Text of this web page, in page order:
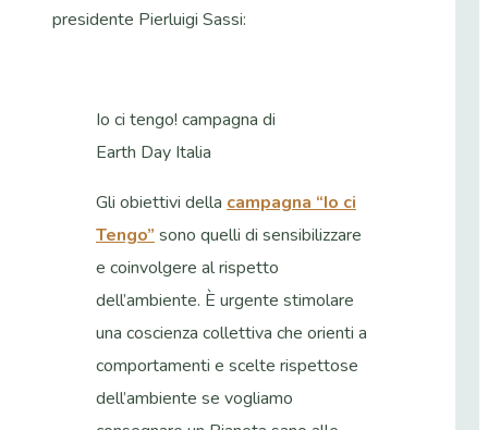
presidente Pierluigi Sassi:
Io ci tengo! campagna di
Earth Day Italia
Gli obiettivi della campagna “Io ci
Tengo” sono quelli di sensibilizzare
e coinvolgere al rispetto
dell’ambiente. È urgente stimolare
una coscienza collettiva che orienti a
comportamenti e scelte rispettose
dell’ambiente se vogliamo